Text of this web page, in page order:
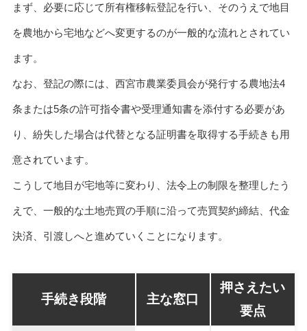
まず、必要に応じて所有権移転登記を行い、そのうえで地目
を農地から宅地などへ変更するのが一般的な流れとされてい
ます。
なお、登記の際には、西宮市農業委員会が発行する農地法4
条または5条の許可指令書や受理通知書を添付する必要があ
り、紛失した場合は代替となる証明書を取得する手続きも用
意されています。
こうして地目が宅地等に変わり、法令上の制限を整理したう
えで、一般的な土地売買の手順に沿って売買契約締結、代金
決済、引渡しへと進めていくことになります。
手続き段階 主な窓口
押さえたい
要点